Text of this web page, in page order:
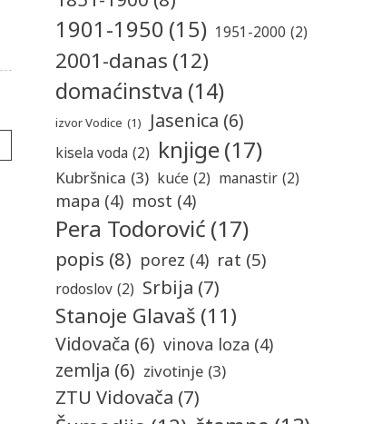
1901-1950 (15) 1951-2000 (2)
2001-danas (12)
domaćinstva (14)
izvor Vodice (1) Jasenica (6)
kisela voda (2) knjige(17)
Kubršnica (3) kuće (2) manastir (2)
mapa (4) most (4)
Pera Todorović (17)
popis (8) porez (4) rat (5)
rodoslov (2) Srbija (7)
Stanoje Glavaš (11)
Vidovača (6) vinova loza (4)
zemlja (6) zivotinje (3)
ZTU Vidovača (7)